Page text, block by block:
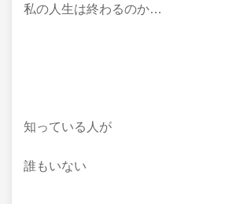
私の人生は終わるのか…
知っている人が
誰もいない